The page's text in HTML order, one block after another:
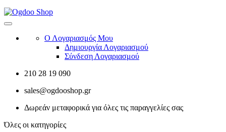
Ο Λογαριασμός Μου
Δημιουργία Λογαριασμού
Σύνδεση Λογαριασμού
210 28 19 090
sales@ogdooshop.gr
Δωρεάν μεταφορικά για όλες τις παραγγελίες σας
Όλες οι κατηγορίες